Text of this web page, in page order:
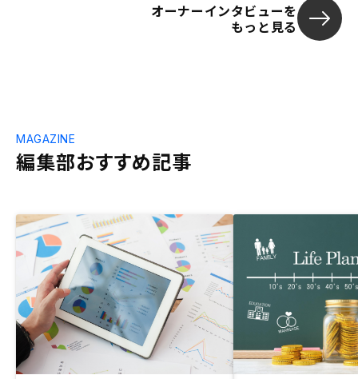
オーナーインタビューを
もっと見る
編集部おすすめ記事
MAGAZINE